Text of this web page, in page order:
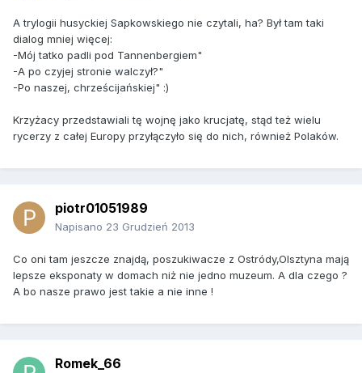
A trylogii husyckiej Sapkowskiego nie czytali, ha? Był tam taki
dialog mniej więcej:
-Mój tatko padli pod Tannenbergiem"
-A po czyjej stronie walczył?"
-Po naszej, chrześcijańskiej" :)
Krzyżacy przedstawiali tę wojnę jako krucjatę, stąd też wielu
rycerzy z całej Europy przyłączyło się do nich, również Polaków.
piotr01051989
Napisano 23 Grudzień 2013
Co oni tam jeszcze znajdą, poszukiwacze z Ostródy,Olsztyna mają
lepsze eksponaty w domach niż nie jedno muzeum. A dla czego ?
A bo nasze prawo jest takie a nie inne !
Romek_66